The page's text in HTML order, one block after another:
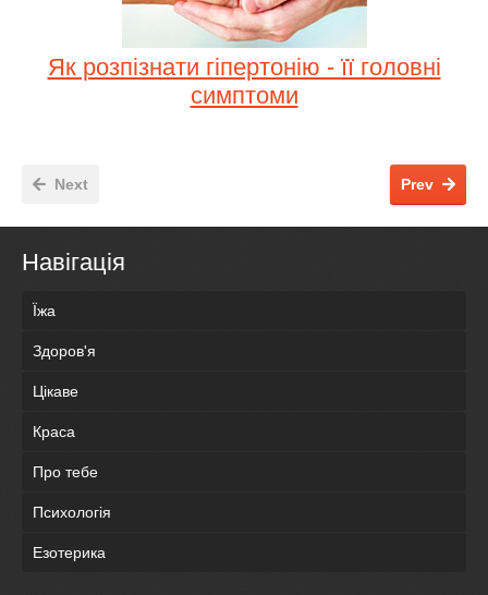
Як розпізнати гіпертонію - її головні
симптоми
Prev
Next
Навігація
Їжа
Здоров'я
Цікаве
Краса
Про тебе
Психологія
Езотерика